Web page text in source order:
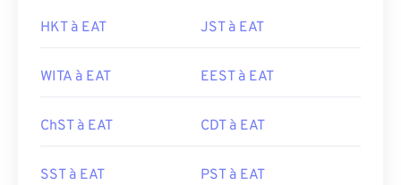
HKT à EAT JST à EAT
WITA à EAT EEST à EAT
ChST à EAT CDT à EAT
SST à EAT PST à EAT